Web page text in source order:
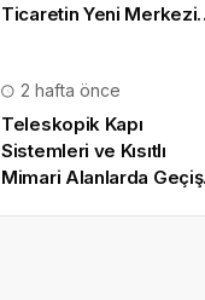
Ticaretin Yeni Merkezi
2 hafta önce
Teleskopik Kapı
Sistemleri ve Kısıtlı
Mimari Alanlarda Geçiş